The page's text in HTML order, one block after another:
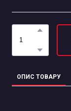
ОПИС ТОВАРУ